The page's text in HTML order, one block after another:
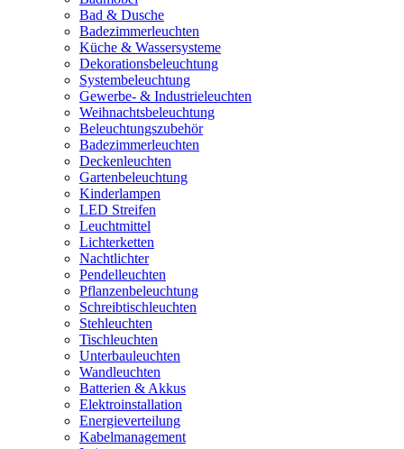
Bad & Dusche
Badezimmerleuchten
Küche & Wassersysteme
Dekorationsbeleuchtung
Systembeleuchtung
Gewerbe- & Industrieleuchten
Weihnachtsbeleuchtung
Beleuchtungszubehör
Badezimmerleuchten
Deckenleuchten
Gartenbeleuchtung
Kinderlampen
LED Streifen
Leuchtmittel
Lichterketten
Nachtlichter
Pendelleuchten
Pflanzenbeleuchtung
Schreibtischleuchten
Stehleuchten
Tischleuchten
Unterbauleuchten
Wandleuchten
Batterien & Akkus
Elektroinstallation
Energieverteilung
Kabelmanagement